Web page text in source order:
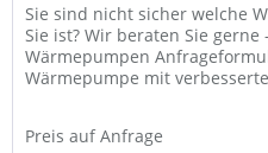
Sie sind nicht sicher welche
Sie ist? Wir beraten Sie
Wärmepumpen
Wärmepumpe mit
Preis auf Anfrage